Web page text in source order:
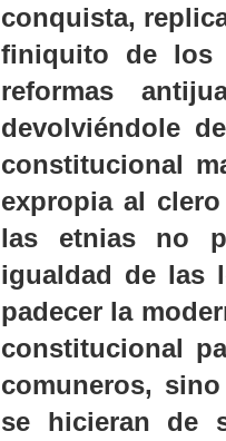
conquista,
finiquito de los
reformas
devolviéndole
constitucional
expropia al
las etnias no
igualdad de las
padecer la
constitucional
comuneros,
se hicieran de